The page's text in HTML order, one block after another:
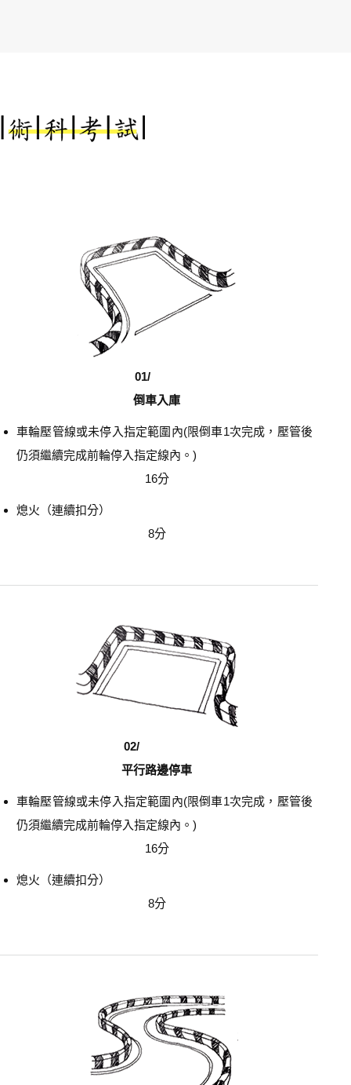
01/
倒車入庫
車輪壓管線或未停入指定範圍內(限倒車1次完成，壓管後
仍須繼續完成前輪停入指定線內。)
16分
熄火（連續扣分）
8分
02/
平行路邊停車
車輪壓管線或未停入指定範圍內(限倒車1次完成，壓管後
仍須繼續完成前輪停入指定線內。)
16分
熄火（連續扣分）
8分